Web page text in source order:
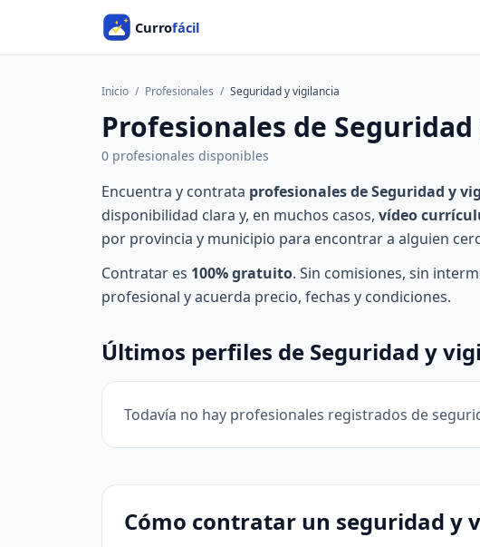
Inicio / Profesionales / Seguridad y vigilancia
Profesionales de
0 profesionales disponibles
Encuentra y contrata profesionales de Seguridad y
disponibilidad clara y, en muchos casos, vídeo
por provincia y municipio para encontrar a alguien
Contratar es 100% gratuito. Sin comisiones, sin
profesional y acuerda precio, fechas y condiciones.
Últimos perfiles de Seguridad y
Todavía no hay profesionales registrados de
Cómo contratar un seguridad y